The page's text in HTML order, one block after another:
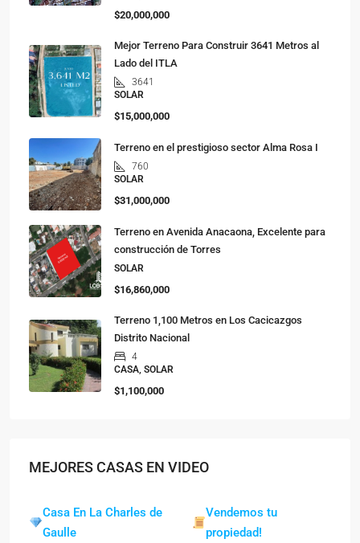
$20,000,000
Mejor Terreno Para Construir 3641 Metros al
Lado del ITLA
3641
SOLAR
$15,000,000
Terreno en el prestigioso sector Alma Rosa I
760
SOLAR
$31,000,000
Terreno en Avenida Anacaona, Excelente para
construcción de Torres
SOLAR
$16,860,000
Terreno 1,100 Metros en Los Cacicazgos
Distrito Nacional
4
CASA, SOLAR
$1,100,000
MEJORES CASAS EN VIDEO
Casa En La Charles de
Gaulle
Vendemos tu
propiedad!